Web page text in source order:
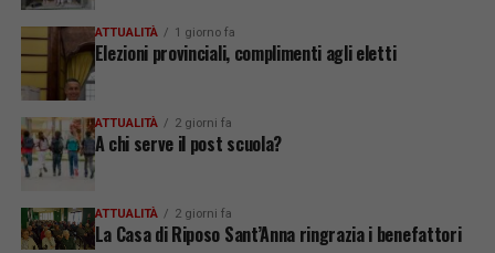
ATTUALITÀ 1 giorno fa
Elezioni provinciali, complimenti agli eletti
ATTUALITÀ 2 giorni fa
A chi serve il post scuola?
ATTUALITÀ 2 giorni fa
La Casa di Riposo Sant’Anna ringrazia i benefattori